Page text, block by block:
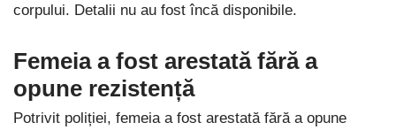
corpului. Detalii nu au fost încă disponibile.
Femeia a fost arestată fără a
opune rezistență
Potrivit poliției, femeia a fost arestată fără a opune